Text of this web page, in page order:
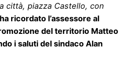
città, piazza Castello, con
ha ricordato l’assessore al
del territorio Matteo
i saluti del sindaco Alan